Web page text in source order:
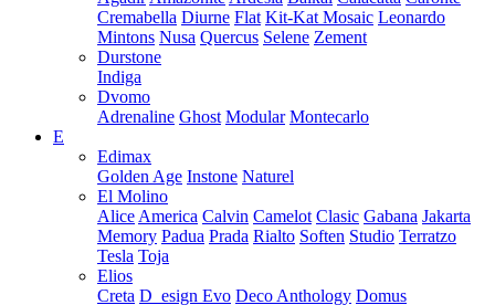
Cremabella Diurne Flat Kit-Kat Mosaic Leonardo
Mintons Nusa Quercus Selene Zement
Durstone
Indiga
Dvomo
Adrenaline Ghost Modular Montecarlo
E
Edimax
Golden Age Instone Naturel
El Molino
Alice America Calvin Camelot Clasic Gabana Jakarta
Memory Padua Prada Rialto Soften Studio Terratzo
Tesla Toja
Elios
Creta D_esign Evo Deco Anthology Domus